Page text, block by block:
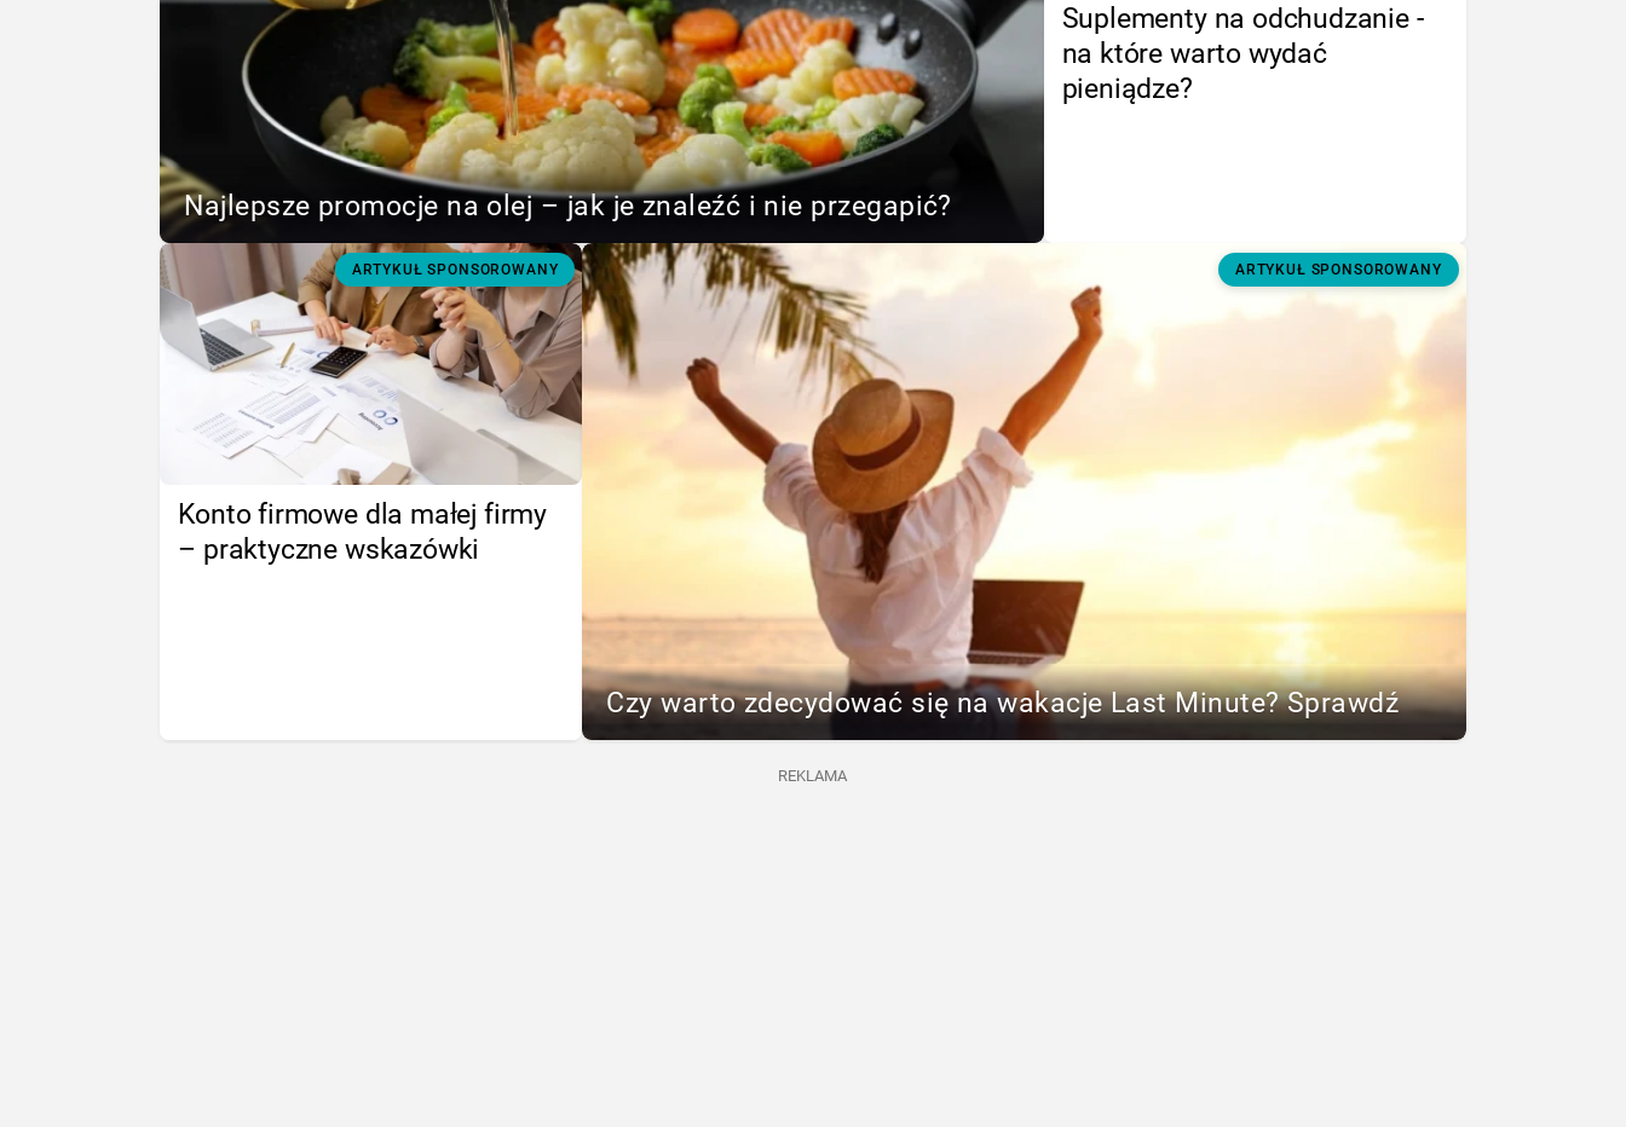
Najlepsze promocje na olej – jak je znaleźć i nie przegapić?
Suplementy na odchudzanie -
na które warto wydać
pieniądze?
ARTYKUŁ SPONSOROWANY
Konto firmowe dla małej firmy
– praktyczne wskazówki
ARTYKUŁ SPONSOROWANY
Czy warto zdecydować się na wakacje Last Minute? Sprawdź
REKLAMA